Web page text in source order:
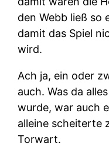
den Webb ließ so
damit das Spiel
wird.
Ach ja, ein oder
auch. Was da
wurde, war auch
alleine scheiterte
Torwart.